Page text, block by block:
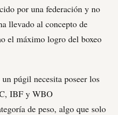
por una federación y no
llevado al concepto de
el máximo logro del boxeo
un púgil necesita poseer los
IBF y WBO
de peso, algo que solo